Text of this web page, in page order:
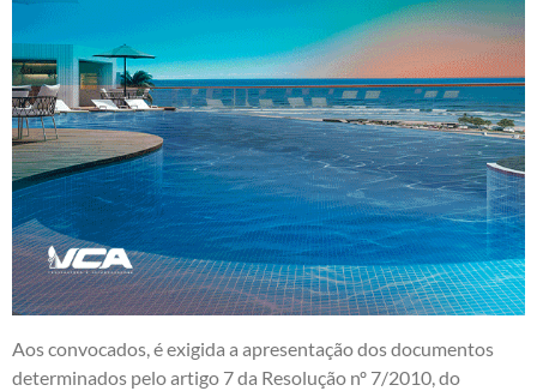
Aos convocados, é exigida a apresentação dos documentos
determinados pelo artigo 7 da Resolução nº 7/2010, do